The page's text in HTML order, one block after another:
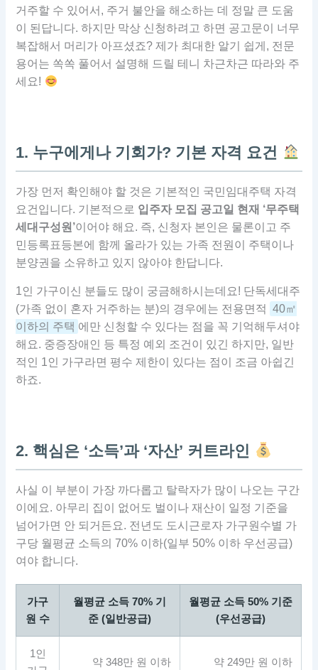
거주할 수 있어서, 주거 불안을 해소하는 데 정말 큰 도움
이 된답니다. 하지만 막상 신청하려고 하면 공고문이 너무
복잡해서 머리가 아프셨죠? 제가 최대한 알기 쉽게, 전문
용어는 쏙쏙 풀어서 설명해 드릴 테니 차근차근 따라와 주
세요!
1. 누구에게나 기회가? 기본 자격 요건
가장 먼저 확인해야 할 것은 기본적인 국민임대주택 자격
요건입니다. 기본적으로 입주자 모집 공고일 현재 ‘무주택
세대구성원’이어야 해요. 즉, 신청자 본인은 물론이고 주
민등록표등본에 함께 올라가 있는 가족 전원이 주택이나
분양권을 소유하고 있지 않아야 한답니다.
1인 가구이신 분들도 많이 궁금해하시는데요! 단독세대주
(가족 없이 혼자 거주하는 분)의 경우에는 전용면적
40㎡
이하의 주택 에만 신청할 수 있다는 점을 꼭 기억해두셔야
해요. 중증장애인 등 특정 예외 조건이 있긴 하지만, 일반
적인 1인 가구라면 평수 제한이 있다는 점이 조금 아쉽긴
하죠.
2. 핵심은 ‘소득’과 ‘자산’ 커트라인
사실 이 부분이 가장 까다롭고 탈락자가 많이 나오는 구간
이에요. 아무리 집이 없어도 벌이나 재산이 일정 기준을
넘어가면 안 되거든요. 전년도 도시근로자 가구원수별 가
구당 월평균 소득의 70% 이하(일부 50% 이하 우선공급)
여야 합니다.
가구
원 수
월평균 소득 70% 기
준 (일반공급)
월평균 소득 50% 기준
(우선공급)
1인
약 348만 원 이하 약 249만 원 이하